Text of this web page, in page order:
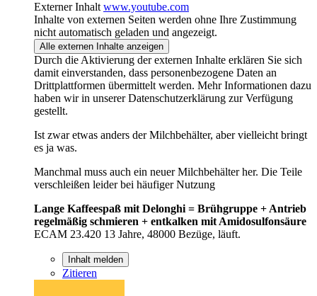
Externer Inhalt www.youtube.com
Inhalte von externen Seiten werden ohne Ihre Zustimmung
nicht automatisch geladen und angezeigt.
Alle externen Inhalte anzeigen
Durch die Aktivierung der externen Inhalte erklären Sie sich
damit einverstanden, dass personenbezogene Daten an
Drittplattformen übermittelt werden. Mehr Informationen dazu
haben wir in unserer Datenschutzerklärung zur Verfügung
gestellt.
Ist zwar etwas anders der Milchbehälter, aber vielleicht bringt
es ja was.
Manchmal muss auch ein neuer Milchbehälter her. Die Teile
verschleißen leider bei häufiger Nutzung
Lange Kaffeespaß mit Delonghi = Brühgruppe + Antrieb
regelmäßig schmieren + entkalken mit Amidosulfonsäure
ECAM 23.420 13 Jahre, 48000 Bezüge, läuft.
Inhalt melden
Zitieren